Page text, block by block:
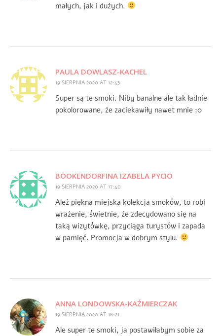
małych, jak i dużych.
PAULA DOWLASZ-KACHEL
19 SIERPNIA 2020 AT 12:43
Super są te smoki. Niby banalne ale tak ładnie
pokolorowane, że zaciekawiły nawet mnie :0
BOOKENDORFINA IZABELA PYCIO
19 SIERPNIA 2020 AT 17:40
Ależ piękna miejska kolekcja smoków, to robi
wrażenie, świetnie, że zdecydowano się na
taką wizytówkę, przyciąga turystów i zapada
w pamięć. Promocja w dobrym stylu.
ANNA LONDOWSKA-KAŹMIERCZAK
19 SIERPNIA 2020 AT 18:21
Ale super te smoki, ja postawiłabym sobie za